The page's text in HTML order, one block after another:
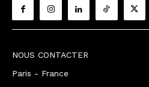
NOUS CONTACTER
Paris - France